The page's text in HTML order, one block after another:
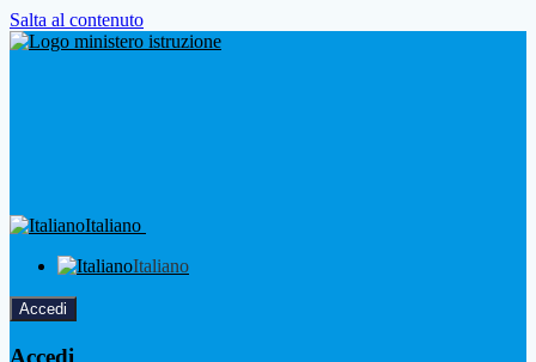
Salta al contenuto
Italiano
Italiano
Accedi
Accedi